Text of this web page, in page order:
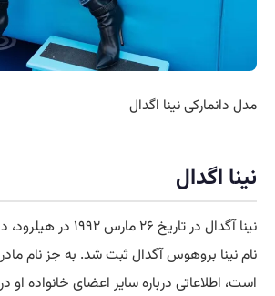
مدل دانمارکی نینا اگدال
نینا اگدال
نینا آگدال در تاریخ ۲۶
نام نینا بروهوس آگدال ثبت شد. به جز نام
است، اطلاعاتی درباره سایر اعضای خانواده